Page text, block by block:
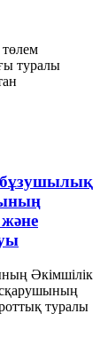
туралы
бұзушылық
Әкімшілік
туралы